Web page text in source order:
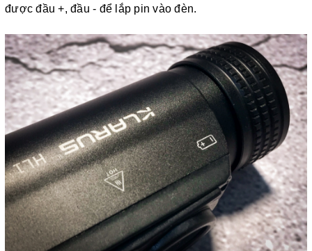
được đầu +, đầu - để lắp pin vào đèn.